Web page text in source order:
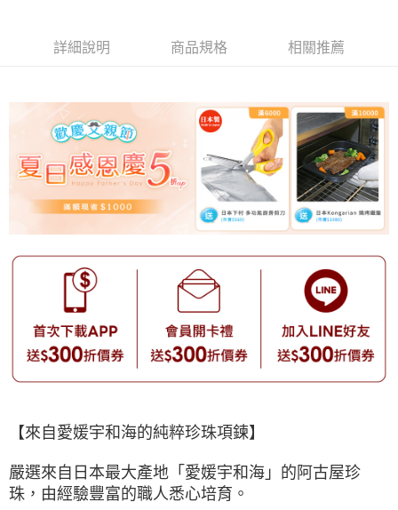
詳細說明 商品規格 相關推薦
【來自愛媛宇和海的純粹珍珠項鍊】
嚴選來自日本最大產地「愛媛宇和海」的阿古屋珍
珠，由經驗豐富的職人悉心培育。